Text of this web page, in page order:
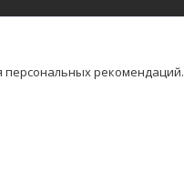
Контакты
персональных рекомендаций.